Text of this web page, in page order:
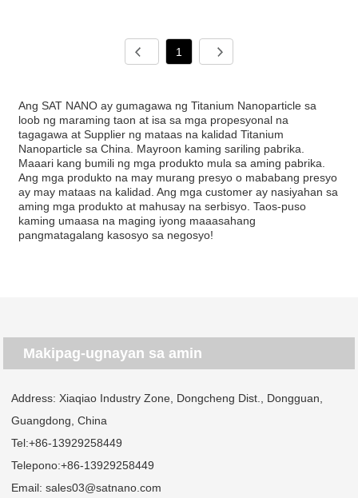
1
Ang SAT NANO ay gumagawa ng Titanium Nanoparticle sa
loob ng maraming taon at isa sa mga propesyonal na
tagagawa at Supplier ng mataas na kalidad Titanium
Nanoparticle sa China. Mayroon kaming sariling pabrika.
Maaari kang bumili ng mga produkto mula sa aming pabrika.
Ang mga produkto na may murang presyo o mababang presyo
ay may mataas na kalidad. Ang mga customer ay nasiyahan sa
aming mga produkto at mahusay na serbisyo. Taos-puso
kaming umaasa na maging iyong maaasahang
pangmatagalang kasosyo sa negosyo!
Makipag-ugnayan sa amin
Address: Xiaqiao Industry Zone, Dongcheng Dist., Dongguan,
Guangdong, China
Tel:+86-13929258449
Telepono:+86-13929258449
Email:sales03@satnano.com